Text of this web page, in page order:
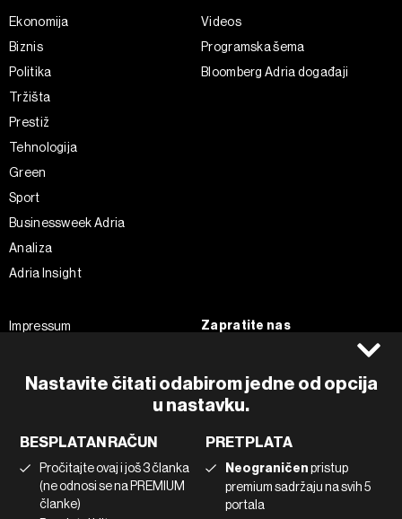
Nastavite čitati odabirom jedne od opcija
u nastavku.
BESPLATAN RAČUN
Pročitajte ovaj i još 3 članka
(ne odnosi se na PREMIUM
članke)
PRETPLATA
Neograničenpristup
premium sadržaju na svih 5
portala
Ekonomija
Biznis
Politika
Tržišta
Prestiž
Tehnologija
Green
Sport
Businessweek Adria
Analiza
Adria Insight
Videos
Programska šema
Bloomberg Adria događaji
Impressum
Pravila privatnosti
Korištenje umjetne inteligencije
Zapratite nas
Instagram
Twitter
Tiktok